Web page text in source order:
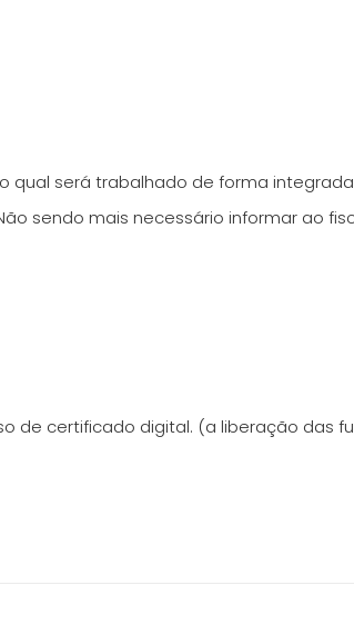
qual será trabalhado de forma
sendo mais necessário informar ao
de certificado digital. (a liberação das